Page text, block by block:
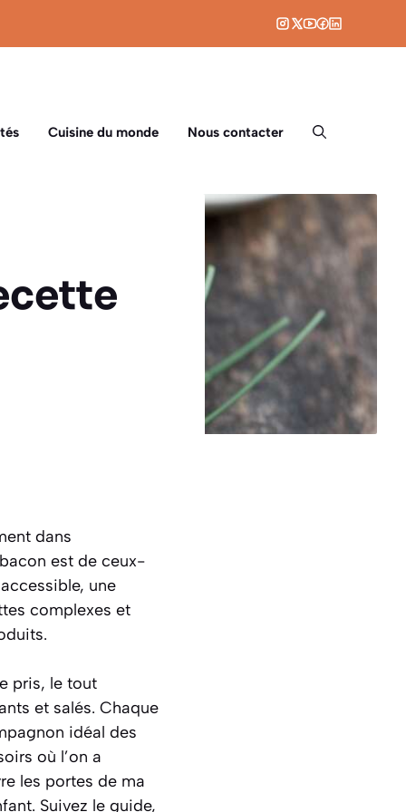
Cuisine du monde Nous contacter
dans
est de ceux-
une
complexes et
pris, le tout
et salés. Chaque
idéal des
où l’on a
les portes de ma
Suivez le guide,